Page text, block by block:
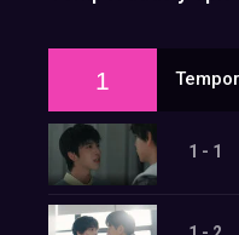
1
1 - 1